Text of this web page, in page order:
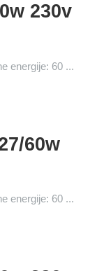
230v
energije: 60 ...
60w
energije: 60 ...